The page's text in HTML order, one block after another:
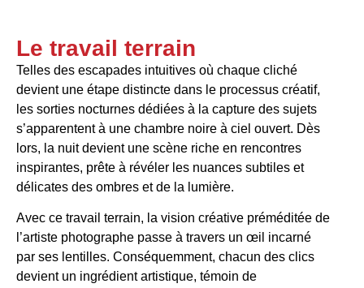
Le travail terrain
Telles des escapades intuitives où chaque cliché
devient une étape distincte dans le processus créatif,
les sorties nocturnes dédiées à la capture des sujets
s’apparentent à une chambre noire à ciel ouvert. Dès
lors, la nuit devient une scène riche en rencontres
inspirantes, prête à révéler les nuances subtiles et
délicates des ombres et de la lumière.
Avec ce travail terrain, la vision créative préméditée de
l’artiste photographe passe à travers un œil incarné
par ses lentilles. Conséquemment, chacun des clics
devient un ingrédient artistique, témoin de